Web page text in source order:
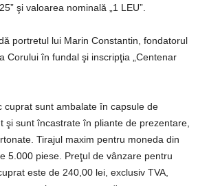
şi valoarea nominală „1 LEU”.
portretul lui Marin Constantin, fondatorul
Corului în fundal şi inscripţia „Centenar
cuprat sunt ambalate în capsule de
şi sunt încastrate în pliante de prezentare,
Tirajul maxim pentru moneda din
5.000 piese. Preţul de vânzare pentru
este de 240,00 lei, exclusiv TVA,